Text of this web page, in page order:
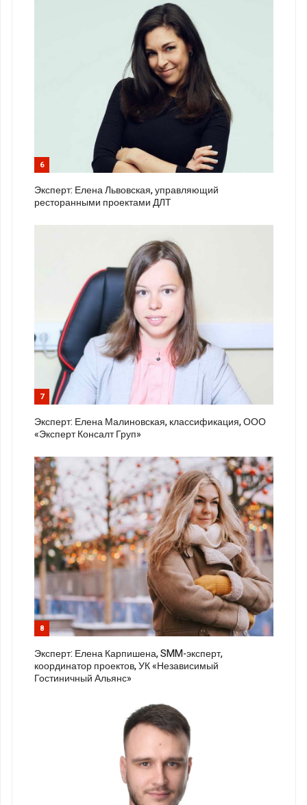
6
Эксперт: Елена Львовская, управляющий
ресторанными проектами ДЛТ
7
Эксперт: Елена Малиновская, классификация, ООО
«Эксперт Консалт Груп»
8
Эксперт: Елена Карпишена, SMM-эксперт,
координатор проектов, УК «Независимый
Гостиничный Альянс»